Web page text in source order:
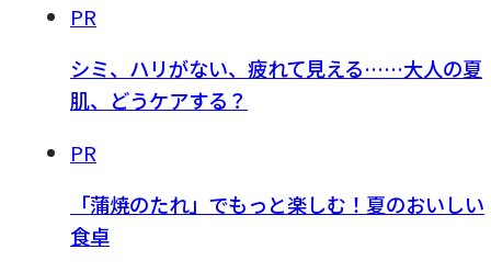
PR
シミ、ハリがない、疲れて見える……大人の夏
肌、どうケアする？
PR
「蒲焼のたれ」でもっと楽しむ！夏のおいしい
食卓